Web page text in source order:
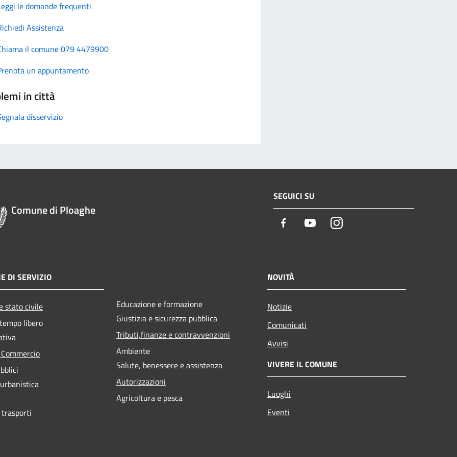
le domande frequenti
Assistenza
il comune 079 4479900
un appuntamento
in città
disservizio
Comune di Ploaghe
SEGUICI SU
Facebook YoutubeInstagram
DI SERVIZIO
stato civile
libero
Educazione e formazione
Giustizia e sicurezza pubblica
Tributi,finanze e contravvenzioni
Ambiente
Salute, benessere e assistenza
Autorizzazioni
Agricoltura e pesca
NOVITÀ
Notizie
Comunicati
Avvisi
VIVERE IL COMUNE
Luoghi
Eventi